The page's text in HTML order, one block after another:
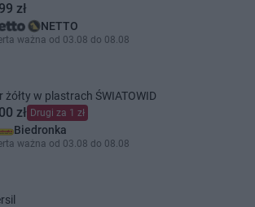
zł
NETTO
ważna od 03.08 do 08.08
żółty w plastrach ŚWIATOWID
zł Drugi za 1 zł
Biedronka
ważna od 03.08 do 08.08